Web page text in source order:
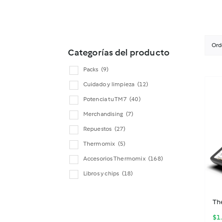
Categorías del producto
Packs (9)
Cuidado y limpieza (12)
Potencia tu TM7 (40)
Merchandising (7)
Repuestos (27)
Thermomix (5)
Accesorios Thermomix (168)
Libros y chips (18)
$